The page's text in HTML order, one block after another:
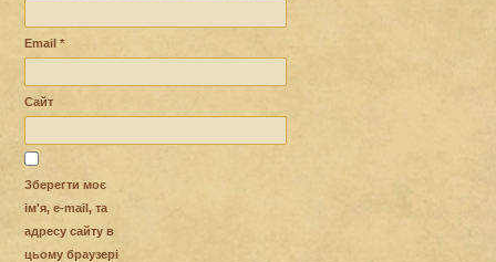
Email *
Сайт
Зберегти моє
ім'я, e-mail, та
адресу сайту в
цьому браузері